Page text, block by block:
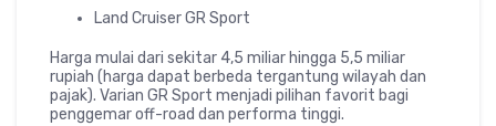
Land Cruiser GR Sport
Harga mulai dari sekitar 4,5 miliar hingga 5,5 miliar
rupiah (harga dapat berbeda tergantung wilayah dan
pajak). Varian GR Sport menjadi pilihan favorit bagi
penggemar off-road dan performa tinggi.